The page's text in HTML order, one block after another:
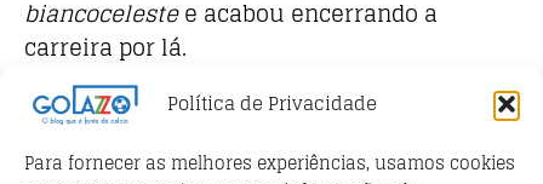
Política de Privacidade
Para fornecer as melhores experiências, usamos cookies
biancocelestee acabou encerrando a
carreira por lá.
Porém, antes disso, ele rodou por outros
o futebol naRoma. Sim, Peruzzi nasceu nos